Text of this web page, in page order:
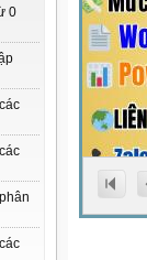
0